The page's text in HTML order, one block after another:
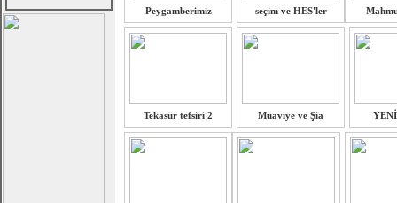
Peygamberimiz seçim ve HES'ler
Tekasür tefsiri 2 Muaviye ve Şia